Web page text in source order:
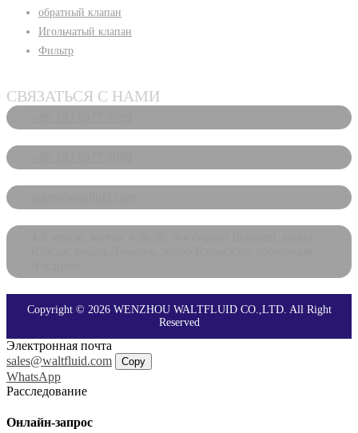
обратный клапан
Игольчатый клапан
Фильтр
СВЯЗАТЬСЯ С НАМИ
Copyright © 2026 WENZHOU WALTFLUID CO.,LTD. All Right
Reserved
Электронная почта
sales@waltfluid.com
Copy
WhatsApp
Расследование
Онлайн-запрос